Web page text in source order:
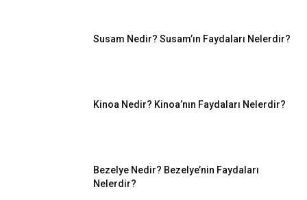
Susam Nedir? Susam’ın Faydaları Nelerdir?
Kinoa Nedir? Kinoa’nın Faydaları Nelerdir?
Bezelye Nedir? Bezelye’nin Faydaları
Nelerdir?